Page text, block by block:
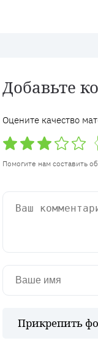
Добавьте
Оцените качество
Помогите нам составить
Прикрепить